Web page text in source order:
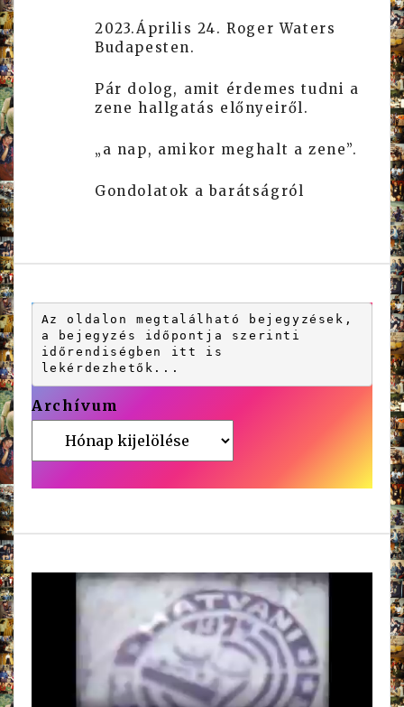
2023.Április 24. Roger Waters
Budapesten.
Pár dolog, amit érdemes tudni a
zene hallgatás előnyeiről.
„a nap, amikor meghalt a zene”.
Gondolatok a barátságról
Az oldalon megtalálható bejegyzések,
a bejegyzés időpontja szerinti
időrendiségben itt is
lekérdezhetők...
Archívum